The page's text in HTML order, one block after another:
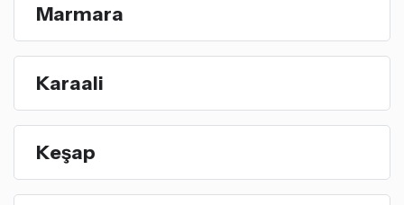
Marmara
Karaali
Keşap